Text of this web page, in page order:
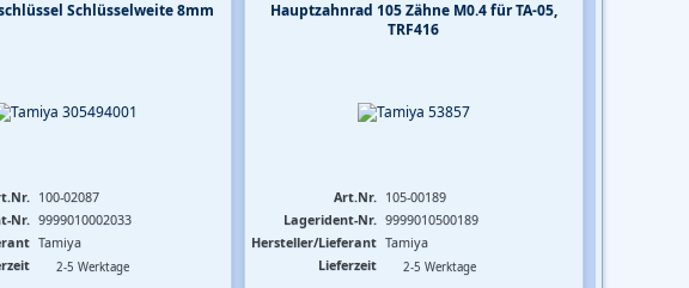
Schlüsselweite 8mm
100-02087
Nr. 9999010002033
Tamiya
2-5 Werktage
Hauptzahnrad 105 Zähne M0.4 für TA-05,
TRF416
Art.Nr. 105-00189
Lagerident-Nr. 9999010500189
Hersteller/Lieferant Tamiya
Lieferzeit
2-5 Werktage